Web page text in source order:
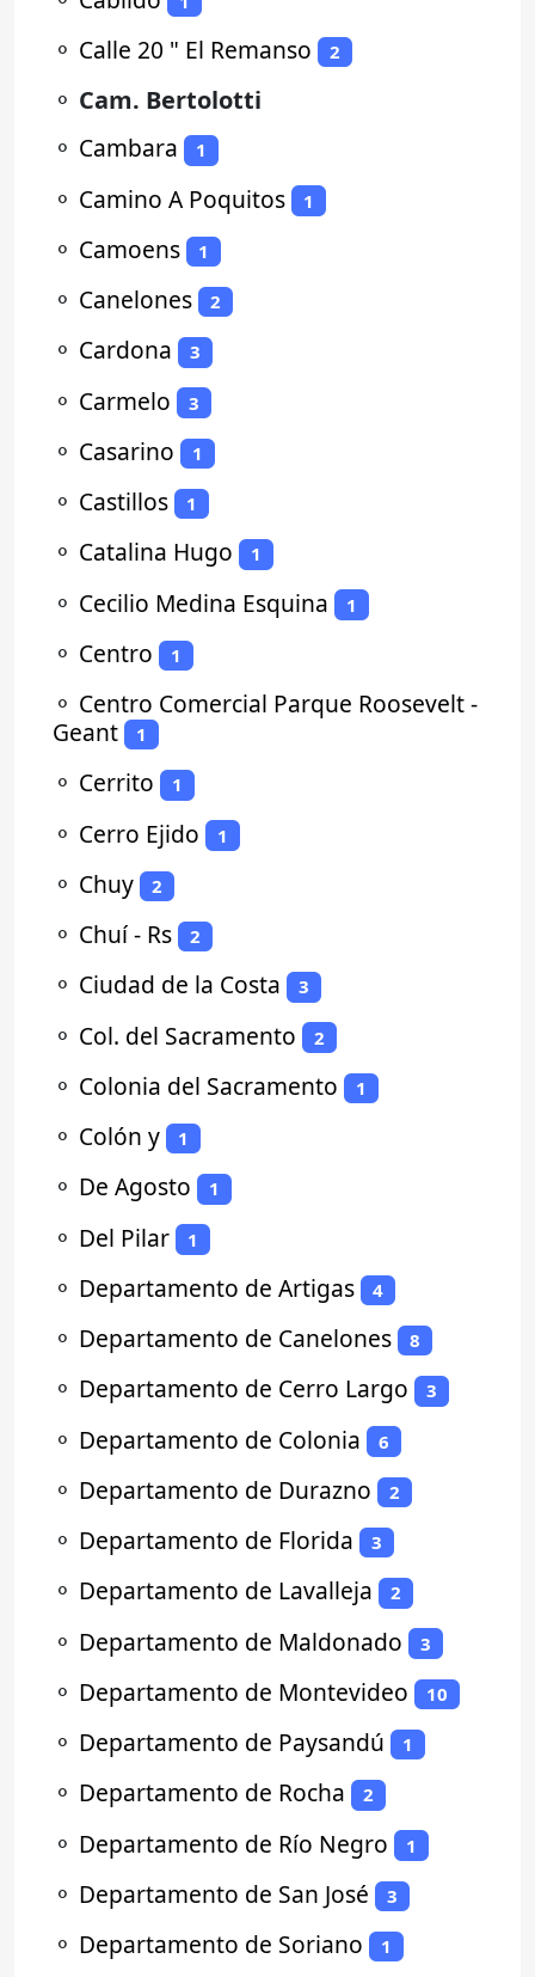
⚬ Calle 20 " El Remanso 2
⚬ Cam. Bertolotti
⚬ Cambara 1
⚬ Camino A Poquitos 1
⚬ Camoens 1
⚬ Canelones 2
⚬ Cardona 3
⚬ Carmelo 3
⚬ Casarino 1
⚬ Castillos 1
⚬ Catalina Hugo 1
⚬ Cecilio Medina Esquina 1
⚬ Centro 1
⚬ Centro Comercial Parque Roosevelt -
Geant
1
⚬ Cerrito 1
⚬ Cerro Ejido 1
⚬ Chuy 2
⚬ Chuí - Rs 2
⚬ Ciudad de la Costa 3
⚬ Col. del Sacramento 2
⚬ Colonia del Sacramento 1
⚬ Colón y 1
⚬ De Agosto 1
⚬ Del Pilar 1
⚬ Departamento de Artigas 4
⚬ Departamento de Canelones 8
⚬ Departamento de Cerro Largo 3
⚬ Departamento de Colonia 6
⚬ Departamento de Durazno 2
⚬ Departamento de Florida 3
⚬ Departamento de Lavalleja 2
⚬ Departamento de Maldonado 3
⚬ Departamento de Montevideo 10
⚬ Departamento de Paysandú 1
⚬ Departamento de Rocha 2
⚬ Departamento de Río Negro 1
⚬ Departamento de San José 3
⚬ Departamento de Soriano 1